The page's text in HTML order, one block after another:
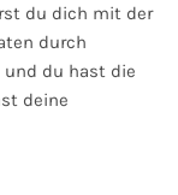
du dich mit der
durch
du hast die
deine